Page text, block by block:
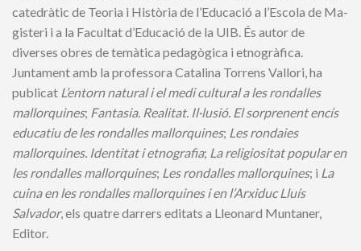
catedràtic de Teoria i Història de l’Educació a l’Escola de Ma­
gis­teri i a la Facultat d’Educació de la UIB. És autor de
diverses obres de temàtica pedagògica i etnogràfica.
Juntament amb la professora Catalina Torrens Vallori, ha
publicat L’entorn natural i el medi cultural a les rondalles
mallorquines; Fantasia. Realitat. Il·lusió. El sorprenent encís
educatiu de les rondalles mallorquines; Les rondaies
mallorquines. Identitat i etnografia; La religiositat popular en
les rondalles mallorquines; Les rondalles mallorquines; i La
cuina en les rondalles mallorquines i en l’Arxiduc Lluís
Salvador, els quatre darrers editats a Lleonard Muntaner,
Editor.